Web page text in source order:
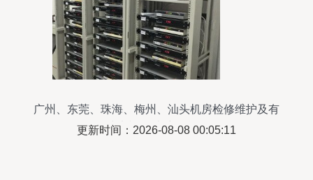
广州、东莞、珠海、梅州、汕头机房检修维护及有
线电视前端维保合同
更新时间：2026-08-08 00:05:11